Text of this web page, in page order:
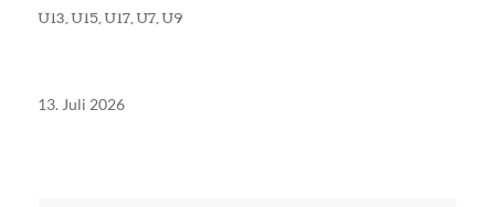
U13,U15,U17,U7,U9
13. Juli 2026